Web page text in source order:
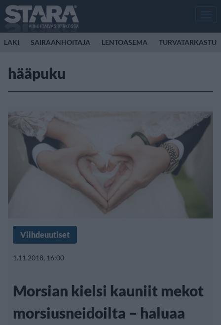
LAKI SAIRAANHOITAJA LENTOASEMA TURVATARKASTUS
hääpuku
Viihdeuutiset
1.11.2018, 16:00
Morsian kielsi kauniit mekot
morsiusneidoilta – haluaa